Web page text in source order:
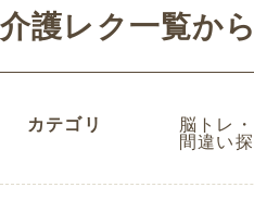
介護レク一覧か
カテゴリ 脳トレ
間違い